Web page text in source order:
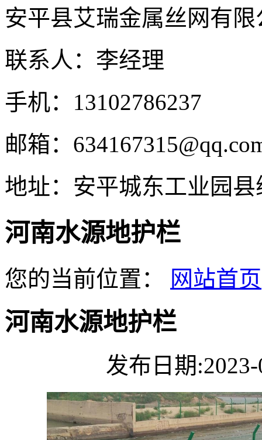
安平县艾瑞金属丝网有限
联系人：李经理
手机：13102786237
邮箱：
地址：安平城东工业园县
河南水源地护栏
您的当前位置： 网站首页
河南水源地护栏
发布日期